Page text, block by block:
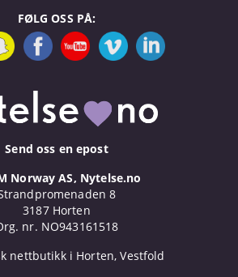
FØLG OSS PÅ:
Send oss en epost
Norway AS, Nytelse.no
8
3187 Horten
nr. NO943161518
nettbutikk i Horten, Vestfold